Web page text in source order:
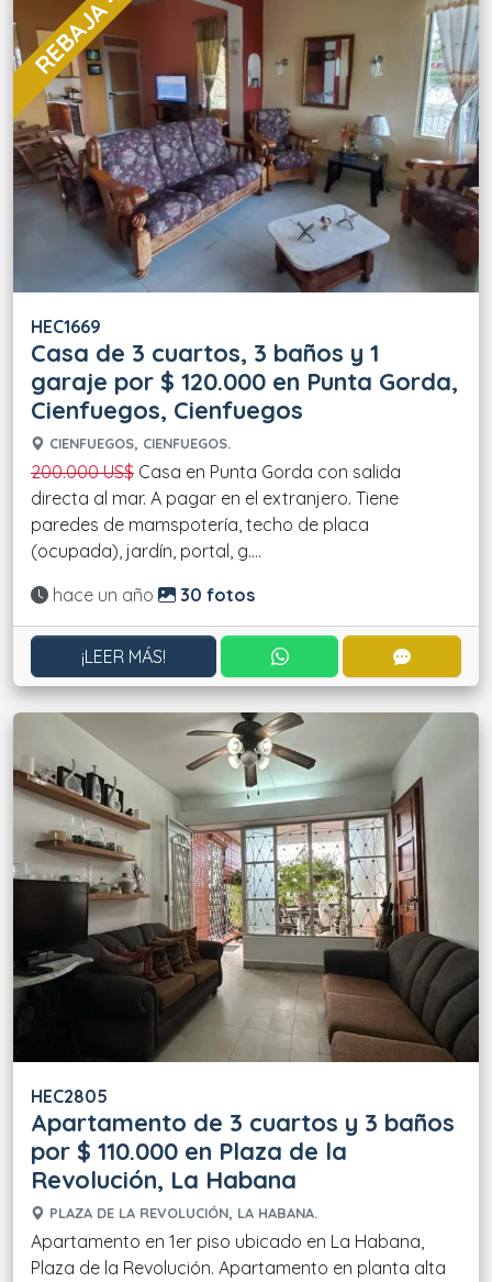
HEC1669
Casa de 3 cuartos, 3 baños y 1
garaje por $ 120.000 en Punta Gorda,
Cienfuegos, Cienfuegos
CIENFUEGOS, CIENFUEGOS.
200.000 US$ Casa en Punta Gorda con salida
directa al mar. A pagar en el extranjero. Tiene
paredes de mamspotería, techo de placa
(ocupada), jardín, portal, g....
Actualizado:
hace un año 30 fotos
¡LEER MÁS! CONTACTAR POR
HEC2805
Apartamento de 3 cuartos y 3 baños
por $ 110.000 en Plaza de la
Revolución, La Habana
PLAZA DE LA REVOLUCIÓN, LA HABANA.
Apartamento en 1er piso ubicado en La Habana,
Plaza de la Revolución. Apartamento en planta alta